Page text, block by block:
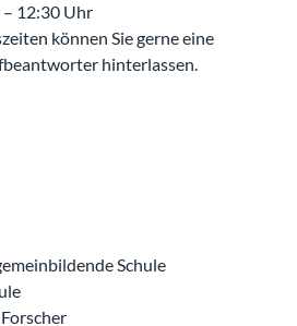
12:30 Uhr
können Sie gerne eine
hinterlassen.
Schule